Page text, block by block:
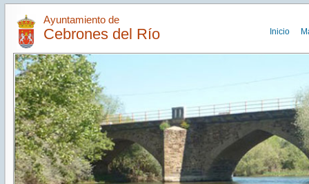
Ayuntamiento de
Cebrones del Río Inicio